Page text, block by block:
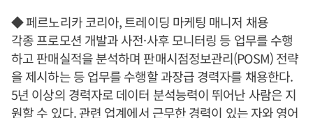
◆ 페르노리카 코리아, 트레이딩 마케팅 매니저 채용
각종 프로모션 개발과 사전·사후 모니터링 등 업무를 수행
하고 판매실적을 분석하며 판매시점정보관리(POSM) 전략
을 제시하는 등 업무를 수행할 과장급 경력자를 채용한다.
5년 이상의 경력자로 데이터 분석능력이 뛰어난 사람은 지
원할 수 있다. 관련 업계에서 근무한 경력이 있는 자와 영어